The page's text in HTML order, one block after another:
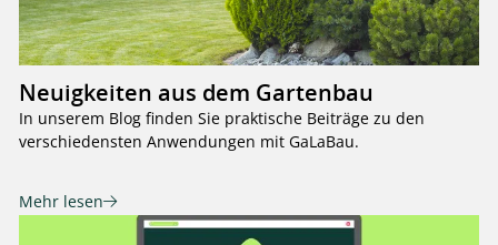
Neuigkeiten aus dem Gartenbau
In unserem Blog finden Sie praktische Beiträge zu den
verschiedensten Anwendungen mit GaLaBau.
Mehr lesen